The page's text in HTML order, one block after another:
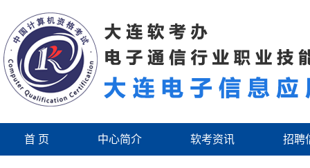
首 页 中心简介 软考资讯 招聘